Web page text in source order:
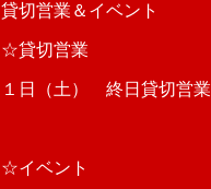
貸切営業＆イベント
☆貸切営業
１日（土） 終日貸切営業
☆イベント